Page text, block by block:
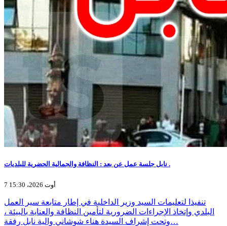
نابل جلسة عمل عن بعد : النظافة والجمالية الحضرية للبلديات .
7 أوت 2026، 15:30
تنفيذا لتعليمات السيد وزير الداخلية في إطار متابعة سير العمل
البلدي وإتخاذ الإجراءات الضرورية لتأمين النظافة والعناية بالبيئة ،
وتحت إشراف السيدة هناء شوشاني والية نابل رفقة…